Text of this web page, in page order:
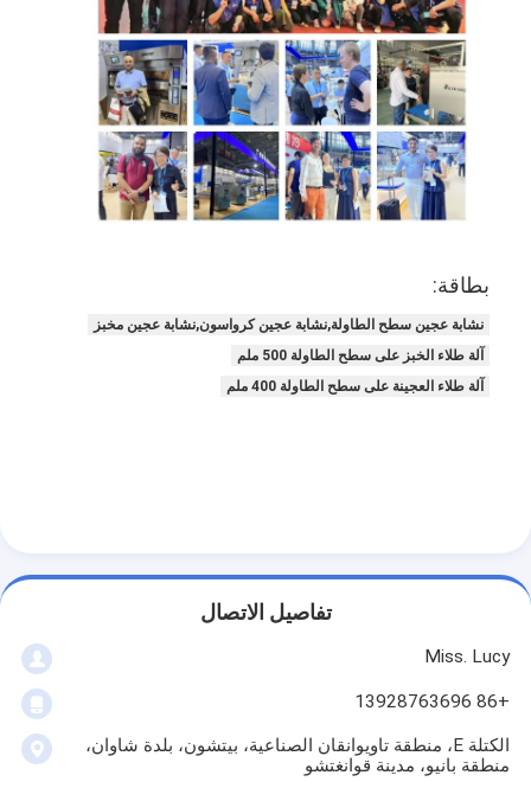
بطاقة:
نشابة عجين سطح الطاولة,نشابة عجين كرواسون,نشابة عجين مخبز
آلة طلاء الخبز على سطح الطاولة 500 ملم
آلة طلاء العجينة على سطح الطاولة 400 ملم
تفاصيل الاتصال
Miss. Lucy
+86 13928763696
الكتلة E، منطقة تاويوانقان الصناعية، بيتشون، بلدة شاوان،
منطقة بانيو، مدينة قوانغتشو